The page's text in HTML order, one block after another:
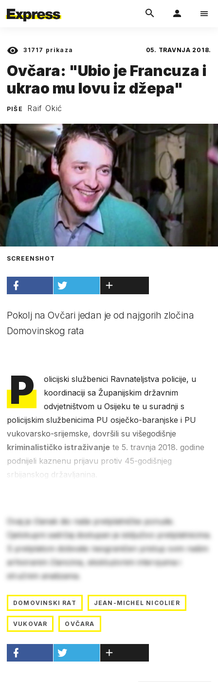
31717 prikaza 05. TRAVNJA 2018.
Ovčara: "Ubio je Francuza i
ukrao mu lovu iz džepa"
PIŠE Raif Okić
SCREENSHOT
Pokolj na Ovčari jedan je od najgorih zločina
Domovinskog rata
P
olicijski službenici Ravnateljstva policije, u
koordinaciji sa Županijskim državnim
odvjetništvom u Osijeku te u suradnji s
policijskim službenicima PU osječko-baranjske i PU
vukovarsko-srijemske, dovršili su višegodišnje
kriminalističko istraživanje te 5. travnja 2018. godine
podnijeli kaznenu prijavu protiv 45-godišnjeg
srbijanskog državljanina.
Ovaj je članak dio naše pretplatničke ponude.
Cjelokupni sadržaj dostupan je isključivo pretplatnicima.
S pretplatom dobivate neograničen pristup svim našim
arhiviranim člancima, ekskluzivnim intervjuima i
stručnim analizama.
DOMOVINSKI RAT JEAN-MICHEL NICOLIER
VUKOVAR OVČARA